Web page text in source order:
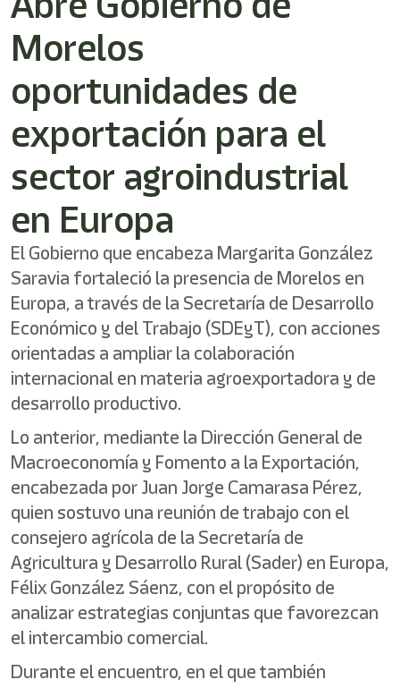
Este
acceso
directo
lector
de
pantalla
ayudarle
navegar
interactuar
con
contenido.
Morelos
oportunidades de
exportación para el
sector agroindustrial
en Europa
El Gobierno que encabeza Margarita González
Saravia fortaleció la presencia de Morelos en
Europa, a través de la Secretaría de Desarrollo
Económico y del Trabajo (SDEyT), con acciones
orientadas a ampliar la colaboración
internacional en materia agroexportadora y de
desarrollo productivo.
Lo anterior, mediante la Dirección General de
Macroeconomía y Fomento a la Exportación,
encabezada por Juan Jorge Camarasa Pérez,
quien sostuvo una reunión de trabajo con el
consejero agrícola de la Secretaría de
Agricultura y Desarrollo Rural (Sader) en Europa,
Félix González Sáenz, con el propósito de
analizar estrategias conjuntas que favorezcan
el intercambio comercial.
Durante el encuentro, en el que también